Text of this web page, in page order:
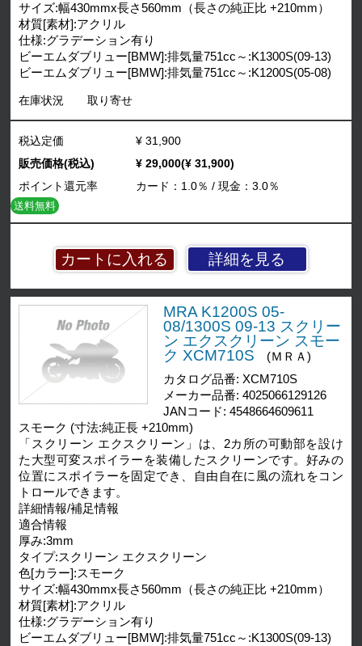
サイズ:幅430mmx長さ560mm（長さの純正比 +210mm）
材質[素材]:アクリル
仕様:グラデーション有り
ビーエムダブリュー[BMW]:排気量751cc～:K1300S(09-13)
ビーエムダブリュー[BMW]:排気量751cc～:K1200S(05-08)
在庫状況 取り寄せ
詳細を見る
税込定価
¥ 31,900
販売価格(税込)
¥ 29,000(¥ 31,900)
ポイント還元率
カード：1.0％ / 現金：3.0％
送料無料
MRA K1200S 05-
08/1300S 09-13 スクリー
ン エクスクリーン スモー
ク XCM710S
(ＭＲＡ)
カタログ品番: XCM710S
メーカー品番: 4025066129126
JANコード: 4548664609611
スモーク (寸法:純正長 +210mm)
「スクリーン エクスクリーン」は、2カ所の可動部を設け
た大型可変スポイラーを装備したスクリーンです。好みの
位置にスポイラーを固定でき、自由自在に風の流れをコン
トロールできます。
詳細情報/補足情報
適合情報
厚み:3mm
タイプ:スクリーン エクスクリーン
色[カラー]:スモーク
サイズ:幅430mmx長さ560mm（長さの純正比 +210mm）
材質[素材]:アクリル
仕様:グラデーション有り
ビーエムダブリュー[BMW]:排気量751cc～:K1300S(09-13)